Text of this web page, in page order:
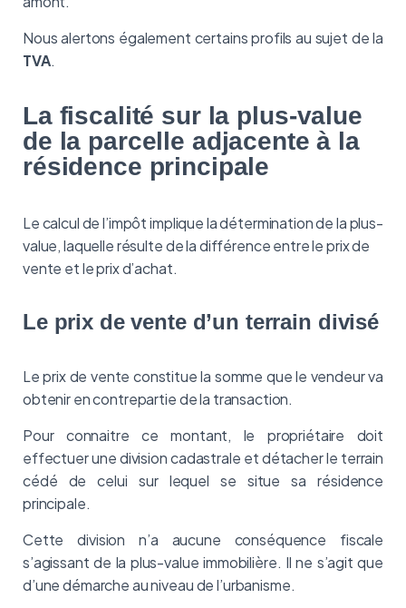
Nous alertons également certains profils au sujet de la
TVA.
La fiscalité sur la plus-value
de la parcelle adjacente à la
résidence principale
Le calcul de l’impôt implique la détermination de la plus-
value, laquelle résulte de la différence entre le prix de
vente et le prix d’achat.
Le prix de vente d’un terrain divisé
Le prix de vente constitue la somme que le vendeur va
obtenir en contrepartie de la transaction.
Pour connaitre ce montant, le propriétaire doit
effectuer une division cadastrale et détacher le terrain
cédé de celui sur lequel se situe sa résidence
principale.
Cette division n’a aucune conséquence fiscale
s’agissant de la plus-value immobilière. Il ne s’agit que
d’une démarche au niveau de l’urbanisme.